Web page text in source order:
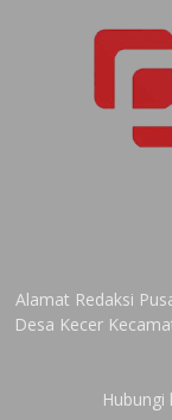
Alamat Redaksi
Desa Kecer
Hubungi